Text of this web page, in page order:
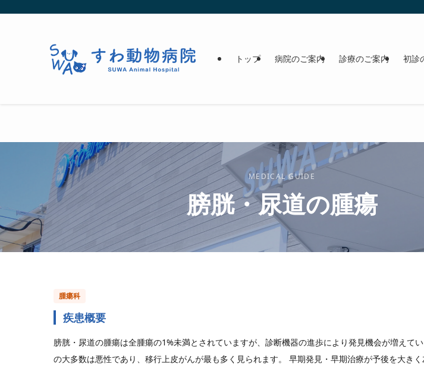
トップ 病院のご案内 診療のご案内 初診
MEDICAL GUIDE
膀胱・尿道の腫瘍
腫瘍科
疾患概要
膀胱・尿道の腫瘍は全腫瘍の1%未満とされていますが、診断機器の進歩により発見機会が増えて
の大多数は悪性であり、移行上皮がんが最も多く見られます。 早期発見・早期治療が予後を大きく